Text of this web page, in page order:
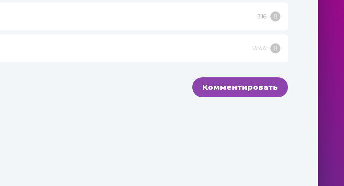
3:16
4:44
Комментировать